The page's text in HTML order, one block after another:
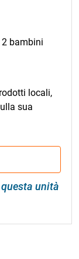
bambini
locali,
sua
unità